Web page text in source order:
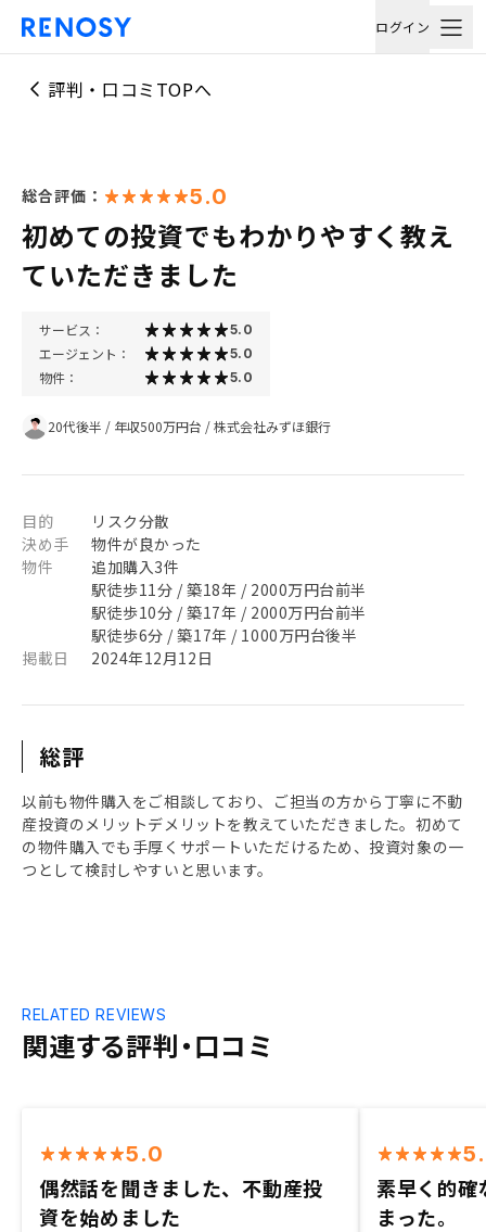
ログイン
評判・口コミTOPへ
総合評価： 5.0
初めての投資でもわかりやすく教え
ていただきました
サービス： 5.0
エージェント： 5.0
物件： 5.0
20代後半 / 年収500万円台 /株式会社みずほ銀行
目的
リスク分散
決め手
物件が良かった
物件
追加購入3件
駅徒歩11分 / 築18年 / 2000万円台前半
駅徒歩10分 / 築17年 / 2000万円台前半
駅徒歩6分 / 築17年 / 1000万円台後半
掲載日
2024年12月12日
総評
以前も物件購入をご相談しており、ご担当の方から丁寧に不動
産投資のメリットデメリットを教えていただきました。初めて
の物件購入でも手厚くサポートいただけるため、投資対象の一
つとして検討しやすいと思います。
関連する評判・口コミ
RELATED REVIEWS
5.0
偶然話を聞きました、不動産投
資を始めました
素早く的確
まった。